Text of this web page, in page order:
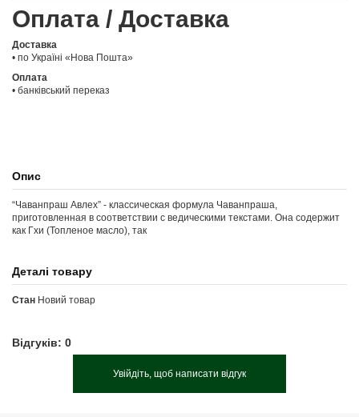
Оплата / Доставка
Доставка
• по Україні «Нова Пошта»
Оплата
• банківський переказ
Опис
“Чаванпраш Авлех” - классическая формула Чаванпраша,
приготовленная в соответствии с ведическими текстами. Она содержит
как Гхи (Топленое масло), так
Деталі товару
Стан Новий товар
Відгуків: 0
Увійдіть, щоб написати відгук